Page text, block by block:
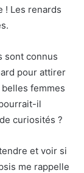
! Les renards
sont connus
pour attirer
femmes
il
curiosités ?
et voir si
me rappelle